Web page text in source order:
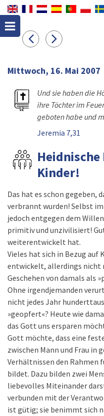
Mittwoch, 16. Mai 2007
Und sie haben die
ihre Töchter im
geboten habe und
Jeremia 7,31
Kinder!
Das hat es schon gegeben,
verbrannt wurden! Selbst
jedoch entgegen dem
primitiv und unzivilisiert!
weiterentwickelt hat.
Vieles hat sich in Bezug auf
entwickelt, allerdings nicht
Geschehen von damals als
Ohne irgendjemanden
nicht jedes Jahr
»geopfert«? Heute wie
das Gott uns ersparen
Gott möchte, dass eine
zwischen Mann und Frau
Verhältnissen den Rahmen
bildet. Dazu bilden zwei
liebevolles Miteinander
verbunden mit der
ist gütig; sie benimmt sich